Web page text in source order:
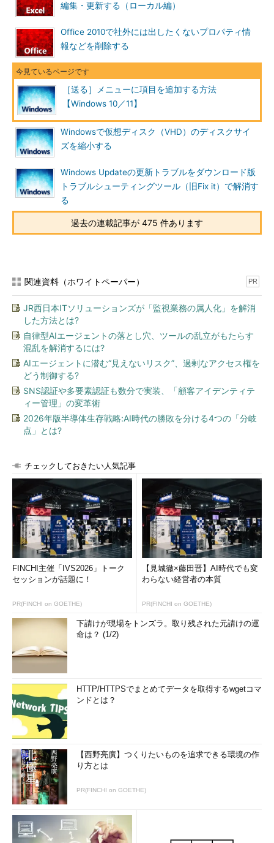
編集・更新する（ローカル編）
Office 2010で社外には出したくないプロパティ情
報などを削除する
［送る］メニューに項目を追加する方法
【Windows 10／11】
Windowsで仮想ディスク（VHD）のディスクサイ
ズを縮小する
Windows Updateの更新トラブルをダウンロード版
トラブルシューティングツール（旧Fix it）で解消す
る
過去の連載記事が 475 件あります
関連資料（ホワイトペーパー） PR
JR西日本ITソリューションズが「監視業務の属人化」を解消
した方法とは?
自律型AIエージェントの落とし穴、ツールの乱立がもたらす
混乱を解消するには?
AIエージェントに潜む“見えないリスク”、過剰なアクセス権を
どう制御する?
SNS認証や多要素認証も数分で実装、「顧客アイデンティテ
ィー管理」の変革術
2026年版半導体生存戦略:AI時代の勝敗を分ける4つの「分岐
点」とは?
チェックしておきたい人気記事
FINCHI主催「IVS2026」トーク
セッションが話題に！
PR(FINCHI on GOETHE)
【見城徹×藤田晋】AI時代でも変
わらない経営者の本質
PR(FINCHI on GOETHE)
下請けが現場をトンズラ。取り残された元請けの運
命は？ (1/2)
HTTP/HTTPSでまとめてデータを取得するwgetコマ
ンドとは？
【西野亮廣】つくりたいものを追求できる環境の作
り方とは
PR(FINCHI on GOETHE)